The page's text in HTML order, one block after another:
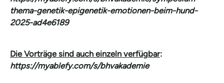
thema-genetik-epigenetik-emotionen-beim-hund-
2025-ad4e6189
Die Vorträge sind auch einzeln verfügbar:
https://myablefy.com/s/bhvakademie